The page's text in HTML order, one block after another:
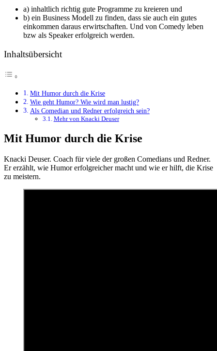
a) inhaltlich richtig gute Programme zu kreieren und
b) ein Business Modell zu finden, dass sie auch ein gutes
einkommen daraus erwirtschaften. Und von Comedy leben
bzw als Speaker erfolgreich werden.
Inhaltsübersicht
Mit Humor durch die Krise
Wie geht Humor? Wie wird man lustig?
Als Comedian und Redner erfolgreich sein?
Mehr von Knacki Deuser
Mit Humor durch die Krise
Knacki Deuser. Coach für viele der großen Comedians und Redner.
Er erzählt, wie Humor erfolgreicher macht und wie er hilft, die Krise
zu meistern.